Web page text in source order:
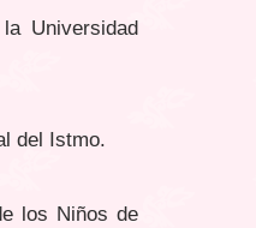
Universidad
del Istmo.
los Niños de